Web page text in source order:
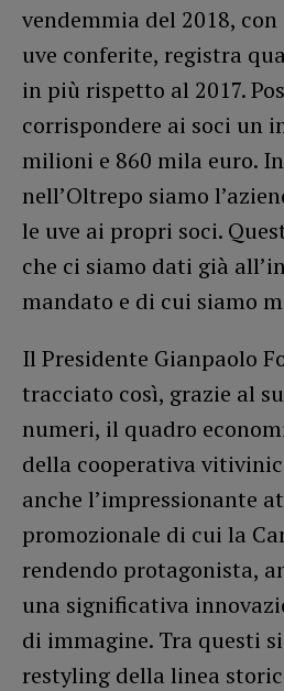
vendemmia del 2018,
uve conferite, registra
in più rispetto al 2017.
corrispondere ai soci un
milioni e 860 mila euro.
nell’Oltrepo siamo
le uve ai propri soci.
che ci siamo dati già
mandato e di cui siamo
Il Presidente Gianpaolo
tracciato così, grazie al
numeri, il quadro
della cooperativa
anche l’impressionante
promozionale di cui la
rendendo protagonista,
una significativa
di immagine. Tra questi
restyling della linea